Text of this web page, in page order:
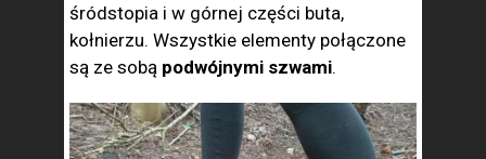
śródstopia i w górnej części buta,
kołnierzu. Wszystkie elementy połączone
są ze sobą podwójnymi szwami.